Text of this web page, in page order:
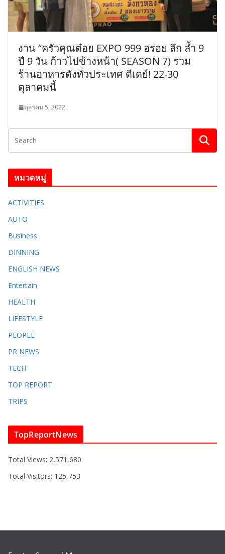
งาน “ครัวคุณต๋อย EXPO 999 อร่อย ลึก ล้ำ 9
ปี 9 วัน ก้าวไปข้างหน้า( SEASON 7) รวม
ร้านอาหารดังทั่วประเทศ ดีเดย์! 22-30
ตุลาคมนี้
ตุลาคม 5, 2022
หมวดหมู่
ACTIVITIES
AUTO
Business
DINNING
ENGLISH​ NEWS
Entertain
HEALTH
LIFESTYLE
PEOPLE
PR NEWS
TECH
TOP REPORT
TRIPS
TopReportNews
Total Views: 2,571,680
Total Visitors: 125,753